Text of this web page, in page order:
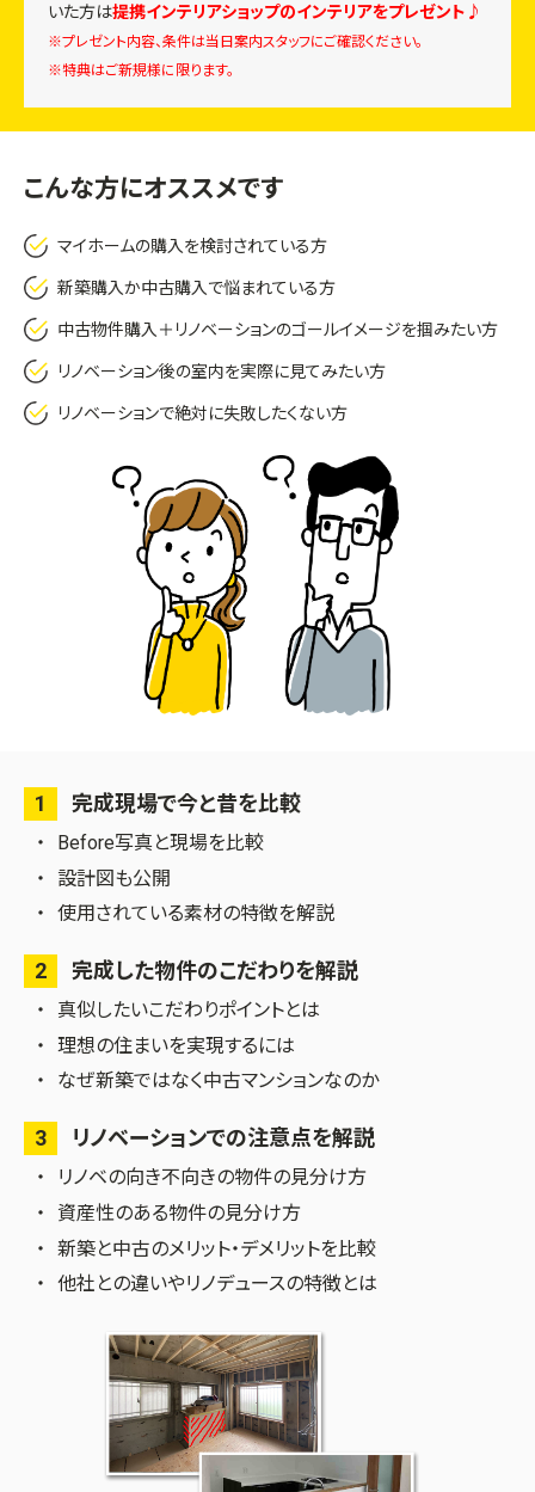
いた方は提携インテリアショップのインテリアをプレゼント♪
※プレゼント内容、条件は当日案内スタッフにご確認ください。
※特典はご新規様に限ります。
こんな方にオススメです
マイホームの購入を検討されている方
新築購入か中古購入で悩まれている方
中古物件購入＋リノベーションのゴールイメージを掴みたい方
リノベーション後の室内を実際に見てみたい方
リノベーションで絶対に失敗したくない方
1 完成現場で今と昔を比較
Before写真と現場を比較
設計図も公開
使用されている素材の特徴を解説
2 完成した物件のこだわりを解説
真似したいこだわりポイントとは
理想の住まいを実現するには
なぜ新築ではなく中古マンションなのか
3 リノベーションでの注意点を解説
リノベの向き不向きの物件の見分け方
資産性のある物件の見分け方
新築と中古のメリット・デメリットを比較
他社との違いやリノデュースの特徴とは